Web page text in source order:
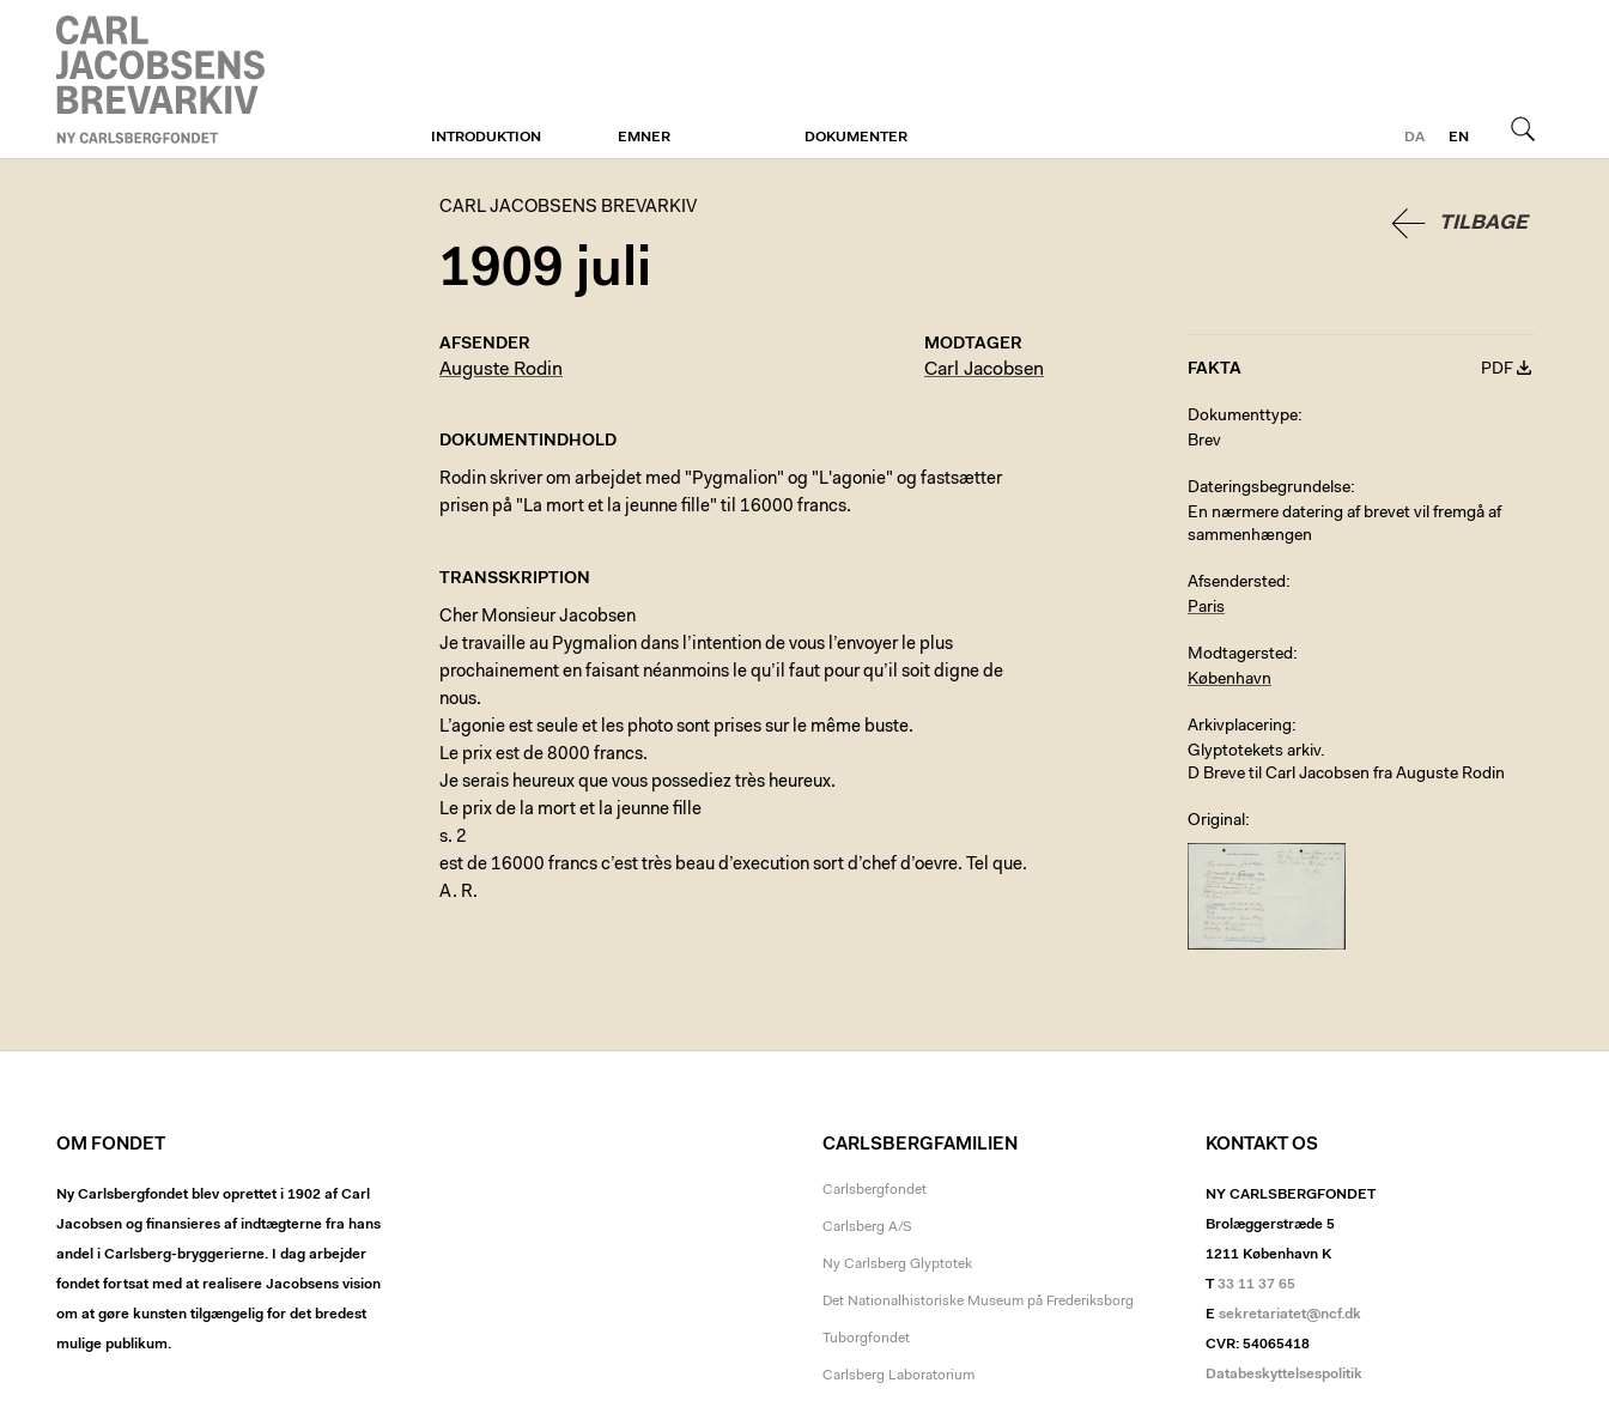
CARL JACOBSENS
DA
EN
INTRODUKTION EMNER DOKUMENTER
TILBAGE
CARL JACOBSENS BREVARKIV
1909 juli
AFSENDER
Auguste Rodin
MODTAGER
Carl Jacobsen
DOKUMENTINDHOLD
Rodin skriver om arbejdet med "Pygmalion" og "L'agonie" og fastsætter
prisen på "La mort et la jeunne fille" til 16000 francs.
TRANSSKRIPTION
Cher Monsieur Jacobsen
Je travaille au Pygmalion dans l’intention de vous l’envoyer le plus
prochainement en faisant néanmoins le qu’il faut pour qu’il soit digne de
nous.
L’agonie est seule et les photo sont prises sur le même buste.
Le prix est de 8000 francs.
Je serais heureux que vous possediez très heureux.
Le prix de la mort et la jeunne fille
s. 2
est de 16000 francs c’est très beau d’execution sort d’chef d’oevre. Tel que.
A. R.
FAKTA PDF
Dokumenttype
Brev
Dateringsbegrundelse
En nærmere datering af brevet vil fremgå af
sammenhængen
Afsendersted
Paris
Modtagersted
København
Arkivplacering
Glyptotekets arkiv.
D Breve til Carl Jacobsen fra Auguste Rodin
Original
OM FONDET
Ny Carlsbergfondet blev oprettet i 1902 af Carl
Jacobsen og finansieres af indtægterne fra hans
andel i Carlsberg-bryggerierne. I dag arbejder
fondet fortsat med at realisere Jacobsens vision
om at gøre kunsten tilgængelig for det bredest
mulige publikum.
CARLSBERGFAMILIEN
Carlsbergfondet
Carlsberg A/S
Ny Carlsberg Glyptotek
Det Nationalhistoriske Museum på Frederiksborg
Tuborgfondet
Carlsberg Laboratorium
KONTAKT OS
NY CARLSBERGFONDET
Brolæggerstræde 5
1211 København K
T33 11 37 65
E sekretariatet@ncf.dk
CVR: 54065418
Databeskyttelsespolitik